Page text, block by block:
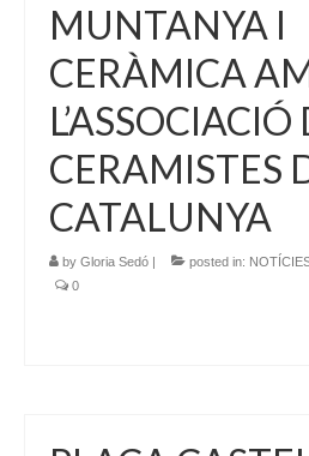
MUNTANYA I
CERÀMICA
L’ASSOCIACIÓ
CERAMISTES
CATALUNYA
by Gloria Sedó posted in:
0